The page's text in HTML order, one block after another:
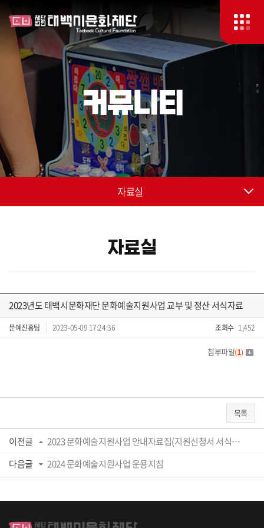
커뮤니티
자료실
자료실
2023년도 태백시문화재단 문화예술지원사업 교부 및 정산 서식자료
문예진흥팀 2023-05-09 17:24:36 조회수 1,452
첨부파일(1)
목록
이전글
2023 문화예술지원사업 안내자료집(지원신청서 서식포함)
다음글
2024 문화예술지원사업 운용지침